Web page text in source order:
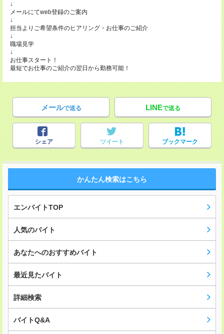
↓
メールにてweb登録のご案内
↓
担当よりご希望条件のヒアリング・お仕事のご紹介
↓
職場見学
↓
お仕事スタート！
最短でお仕事のご紹介の翌日から勤務可能！
メールで送る LINEで送る
シェア ツイート ブックマーク
かんたん検索はこちら
エンバイトTOP
人気のバイト
あなたへのおすすめバイト
最近見たバイト
詳細検索
バイトQ&A